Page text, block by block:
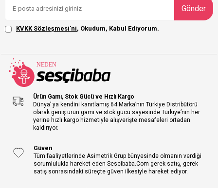
Gönder
KVKK Sözleşmesi'ni, Okudum, Kabul Ediyorum.
Ürün Gamı, Stok Gücü ve Hızlı Kargo
Dünya’ ya kendini kanıtlamış 64 Marka’nın Türkiye Distribütörü
olarak geniş ürün gamı ve stok gücü sayesinde Türkiye’nin her
yerine hızlı kargo hizmetiyle alışverişte mesafeleri ortadan
kaldırıyor.
Güven
Tüm faaliyetlerinde Asimetrik Grup bünyesinde olmanın verdiği
sorumlulukla hareket eden Sescibaba.Com gerek satış, gerek
satış sonrasındaki süreçte güven ilkesiyle hareket ediyor.